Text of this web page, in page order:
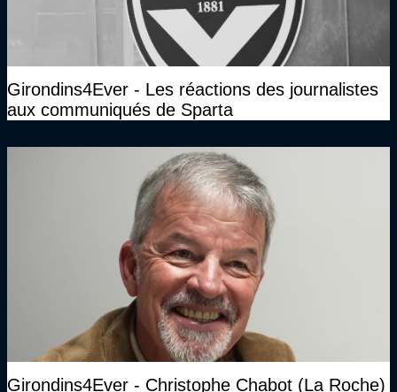
Girondins4Ever - Les réactions des journalistes
aux communiqués de Sparta
Girondins4Ever - Christophe Chabot (La Roche)